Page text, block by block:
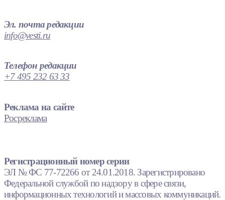
Эл. почта редакции
info@vesti.ru
Телефон редакции
+7 495 232 63 33
Реклама на сайте
Росреклама
Регистрационный номер серии
ЭЛ № ФС 77-72266 от 24.01.2018. Зарегистрировано
Федеральной службой по надзору в сфере связи,
информационных технологий и массовых коммуникаций.